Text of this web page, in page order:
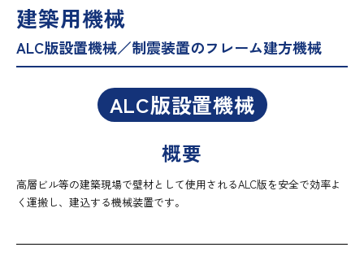
建築用機械
ALC版設置機械／制震装置のフレーム建方機械
ALC版設置機械
概要
高層ビル等の建築現場で壁材として使用されるALC版を安全で効率よ
く運搬し、建込する機械装置です。